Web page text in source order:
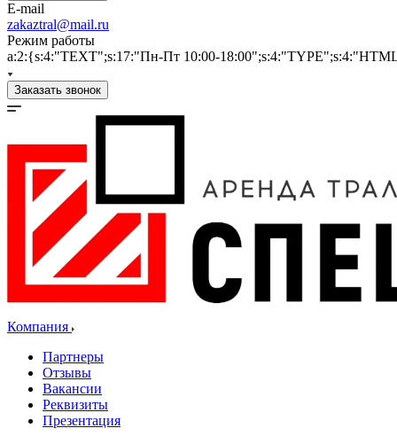
E-mail
zakaztral@mail.ru
Режим работы
a:2:{s:4:"TEXT";s:17:"Пн-Пт 10:00-
Заказать звонок
Компания
Партнеры
Отзывы
Вакансии
Реквизиты
Презентация